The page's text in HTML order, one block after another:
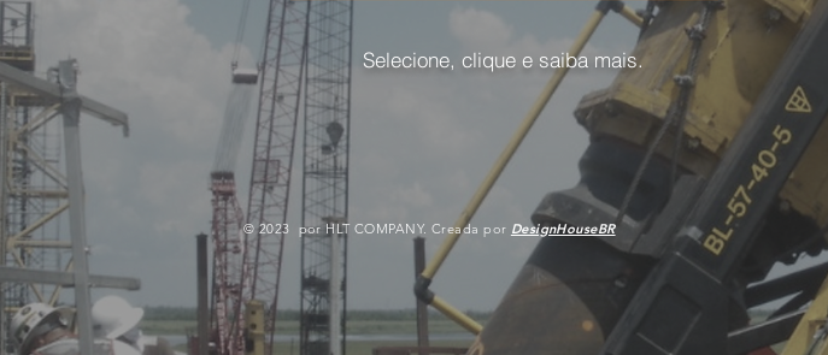
Selecione, clique e saiba mais.
© 2023 por HLT COMPANY. Creada por DesignHouseBR